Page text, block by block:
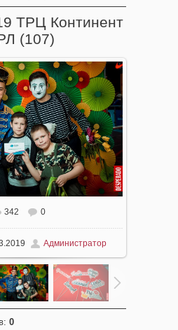
ТРЦ Континент
(107)
342 0
Администратор
: 0